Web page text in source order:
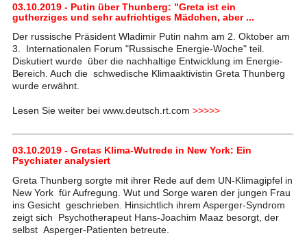
03.10.2019 - Putin über Thunberg: "Greta ist ein
gutherziges und sehr aufrichtiges Mädchen, aber ...
Der russische Präsident Wladimir Putin nahm am 2. Oktober am
3. Internationalen Forum "Russische Energie-Woche" teil.
Diskutiert wurde über die nachhaltige Entwicklung im Energie-
Bereich. Auch die schwedische Klimaaktivistin Greta Thunberg
wurde erwähnt.
Lesen Sie weiter bei www.deutsch.rt.com >>>>>
03.10.2019 - Gretas Klima-Wutrede in New York: Ein
Psychiater analysiert
Greta Thunberg sorgte mit ihrer Rede auf dem UN-Klimagipfel in
New York für Aufregung. Wut und Sorge waren der jungen Frau
ins Gesicht geschrieben. Hinsichtlich ihrem Asperger-Syndrom
zeigt sich Psychotherapeut Hans-Joachim Maaz besorgt, der
selbst Asperger-Patienten betreute.